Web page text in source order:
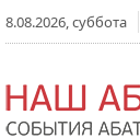
8.08.2026, суббота